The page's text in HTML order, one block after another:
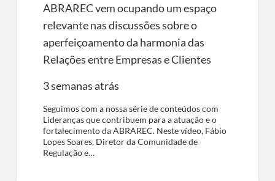
ABRAREC vem ocupando um espaço
relevante nas discussões sobre o
aperfeiçoamento da harmonia das
Relações entre Empresas e Clientes
3 semanas atrás
Seguimos com a nossa série de conteúdos com
Lideranças que contribuem para a atuação e o
fortalecimento da ABRAREC. Neste vídeo, Fábio
Lopes Soares, Diretor da Comunidade de
Regulação e…